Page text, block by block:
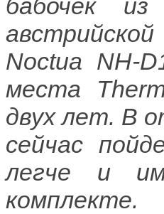
Noctua NH-
места
двух лет. В
сейчас
легче и
комплекте.